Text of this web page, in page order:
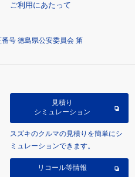
ご利用にあたって
号 徳島県公安委員会 第
見積り
シミュレーション
スズキのクルマの見積りを簡単にシ
ミュレーションできます。
リコール等情報